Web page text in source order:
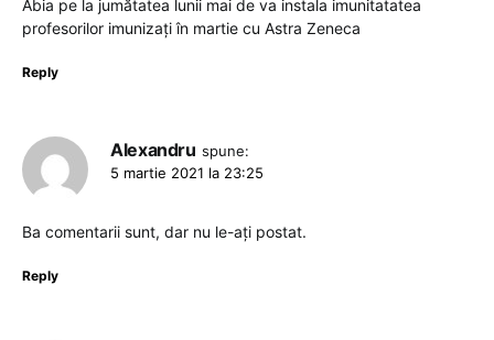
Abia pe la jumătatea lunii mai de va instala imunitatatea
profesorilor imunizați în martie cu Astra Zeneca
Reply
Alexandru spune:
5 martie 2021 la 23:25
Ba comentarii sunt, dar nu le-ați postat.
Reply